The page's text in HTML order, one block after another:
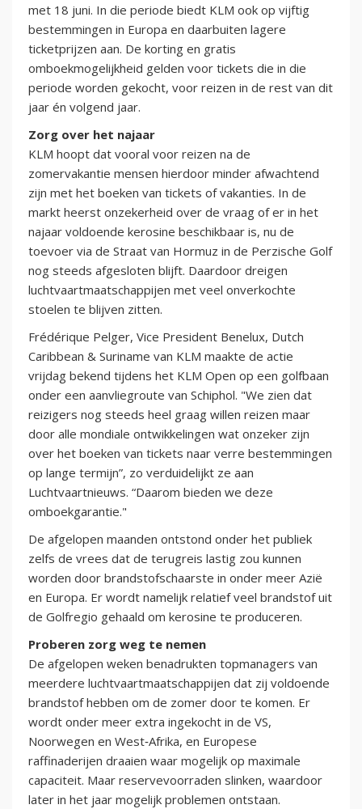
met 18 juni. In die periode biedt KLM ook op vijftig
bestemmingen in Europa en daarbuiten lagere
ticketprijzen aan. De korting en gratis
omboekmogelijkheid gelden voor tickets die in die
periode worden gekocht, voor reizen in de rest van dit
jaar én volgend jaar.
Zorg over het najaar
KLM hoopt dat vooral voor reizen na de
zomervakantie mensen hierdoor minder afwachtend
zijn met het boeken van tickets of vakanties. In de
markt heerst onzekerheid over de vraag of er in het
najaar voldoende kerosine beschikbaar is, nu de
toevoer via de Straat van Hormuz in de Perzische Golf
nog steeds afgesloten blijft. Daardoor dreigen
luchtvaartmaatschappijen met veel onverkochte
stoelen te blijven zitten.
Frédérique Pelger, Vice President Benelux, Dutch
Caribbean & Suriname van KLM maakte de actie
vrijdag bekend tijdens het KLM Open op een golfbaan
onder een aanvliegroute van Schiphol. "We zien dat
reizigers nog steeds heel graag willen reizen maar
door alle mondiale ontwikkelingen wat onzeker zijn
over het boeken van tickets naar verre bestemmingen
op lange termijn”, zo verduidelijkt ze aan
Luchtvaartnieuws. “Daarom bieden we deze
omboekgarantie."
De afgelopen maanden ontstond onder het publiek
zelfs de vrees dat de terugreis lastig zou kunnen
worden door brandstofschaarste in onder meer Azië
en Europa. Er wordt namelijk relatief veel brandstof uit
de Golfregio gehaald om kerosine te produceren.
Proberen zorg weg te nemen
De afgelopen weken benadrukten topmanagers van
meerdere luchtvaartmaatschappijen dat zij voldoende
brandstof hebben om de zomer door te komen. Er
wordt onder meer extra ingekocht in de VS,
Noorwegen en West‑Afrika, en Europese
raffinaderijen draaien waar mogelijk op maximale
capaciteit. Maar reservevoorraden slinken, waardoor
later in het jaar mogelijk problemen ontstaan.